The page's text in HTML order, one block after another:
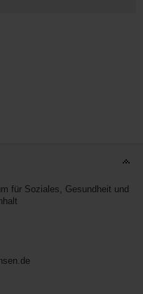
für Soziales, Gesundheit und